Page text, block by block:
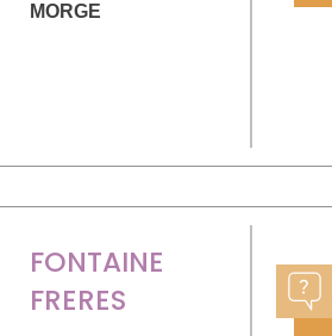
MORGE
FONTAINE
FRERES